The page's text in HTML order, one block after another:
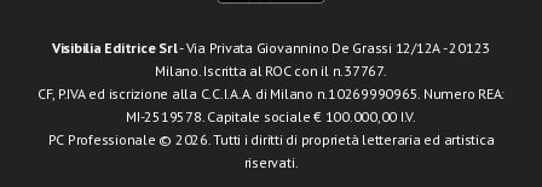
Visibilia Editrice Srl- Via Privata Giovannino De Grassi 12/12A - 20123
Milano. Iscritta al ROC con il n.37767.
CF, P.IVA ed iscrizione alla C.C.I.A.A. di Milano n.10269990965. Numero REA:
MI-2519578. Capitale sociale € 100.000,00 I.V.
PC Professionale © 2026. Tutti i diritti di proprietà letteraria ed artistica
riservati.